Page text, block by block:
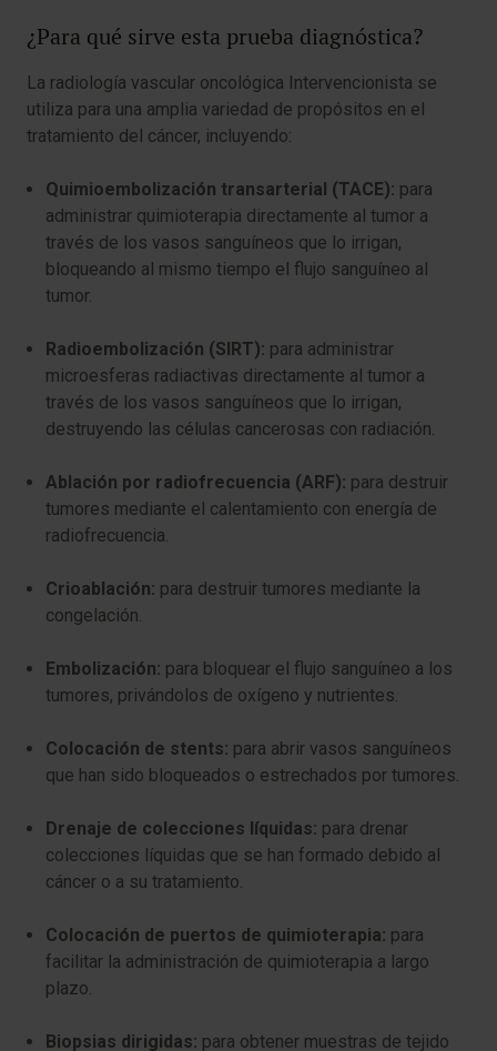
¿Para qué sirve esta prueba diagnóstica?
La radiología vascular oncológica Intervencionista se
utiliza para una amplia variedad de propósitos en el
tratamiento del cáncer, incluyendo:
Quimioembolización transarterial (TACE): para
administrar quimioterapia directamente al tumor a
través de los vasos sanguíneos que lo irrigan,
bloqueando al mismo tiempo el flujo sanguíneo al
tumor.
Radioembolización (SIRT): para administrar
microesferas radiactivas directamente al tumor a
través de los vasos sanguíneos que lo irrigan,
destruyendo las células cancerosas con radiación.
Ablación por radiofrecuencia (ARF): para destruir
tumores mediante el calentamiento con energía de
radiofrecuencia.
Crioablación: para destruir tumores mediante la
congelación.
Embolización: para bloquear el flujo sanguíneo a los
tumores, privándolos de oxígeno y nutrientes.
Colocación de stents: para abrir vasos sanguíneos
que han sido bloqueados o estrechados por tumores.
Drenaje de colecciones líquidas: para drenar
colecciones líquidas que se han formado debido al
cáncer o a su tratamiento.
Colocación de puertos de quimioterapia: para
facilitar la administración de quimioterapia a largo
plazo.
Biopsias dirigidas: para obtener muestras de tejido